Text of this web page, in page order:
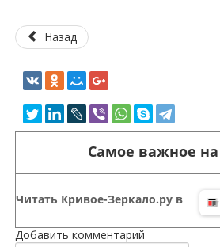
Назад
Самое важное
Читать Кривое-Зеркало.ру в
Добавить комментарий